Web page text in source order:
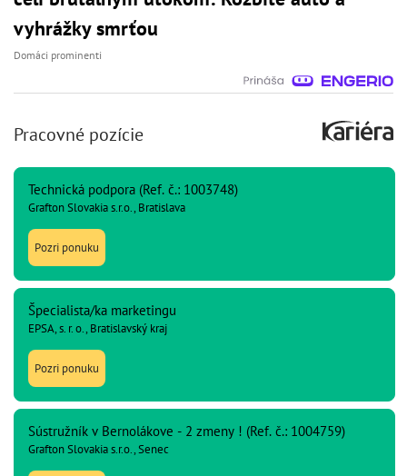
vyhrážky smrťou
Domáci prominenti
Pracovné pozície
Technická podpora (Ref. č.: 1003748)
Grafton Slovakia s.r.o., Bratislava
Pozri ponuku
Špecialista/ka marketingu
EPSA, s. r. o., Bratislavský kraj
Pozri ponuku
Sústružník v Bernolákove - 2 zmeny ! (Ref. č.: 1004759)
Grafton Slovakia s.r.o., Senec